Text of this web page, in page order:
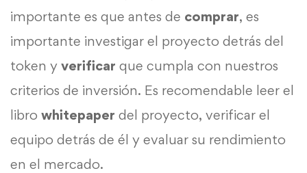
importante es que antes de comprar, es
importante investigar el proyecto detrás del
token y verificar que cumpla con nuestros
criterios de inversión. Es recomendable leer el
libro whitepaper del proyecto, verificar el
equipo detrás de él y evaluar su rendimiento
en el mercado.